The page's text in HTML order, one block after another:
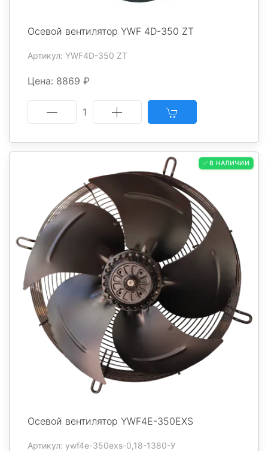
Осевой вентилятор YWF 4D-350 ZT
Артикул: YWF4D-350 ZT
Цена: 8869 ₽
1
✅ В НАЛИЧИИ
Осевой вентилятор YWF4E-350EXS
Артикул: ywf4e-350exs-0,18-1380-У